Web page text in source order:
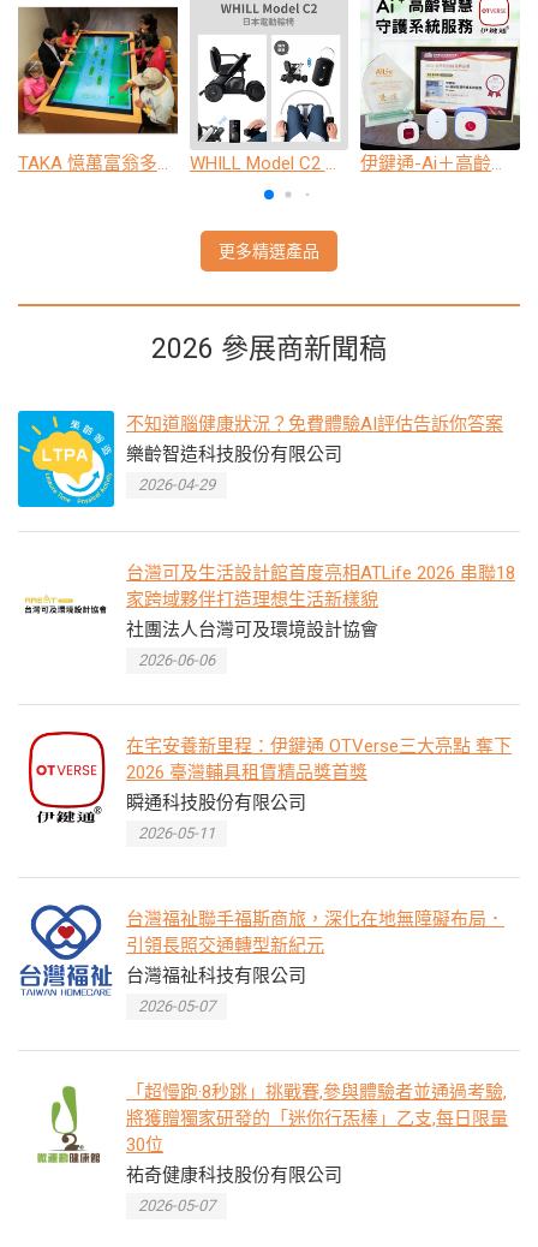
TAKA 憶萬富翁多人互動桌 WHILL Model C2 日本電動輪椅 伊鍵通-Ai＋高齡智慧守護系統服務
更多精選產品
2026 參展商新聞稿
不知道腦健康狀況？免費體驗AI評估告訴你答案
樂齡智造科技股份有限公司
2026-04-29
台灣可及生活設計館首度亮相ATLife 2026 串聯18
家跨域夥伴打造理想生活新樣貌
社團法人台灣可及環境設計協會
2026-06-06
在宅安養新里程：伊鍵通 OTVerse三大亮點 奪下
2026 臺灣輔具租賃精品獎首獎
瞬通科技股份有限公司
2026-05-11
台灣福祉聯手福斯商旅，深化在地無障礙布局．
引領長照交通轉型新紀元
台灣福祉科技有限公司
2026-05-07
「超慢跑·8秒跳」挑戰賽,參與體驗者並通過考驗,
將獲贈獨家研發的「迷你行炁棒」乙支,每日限量
30位
祐奇健康科技股份有限公司
2026-05-07